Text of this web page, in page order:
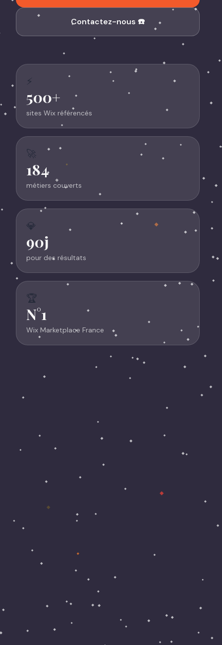
Contactez-nous ☎️
⚡
500+
sites Wix référencés
🚀
184
métiers couverts
💎
90j
pour des résultats
🏆
N°1
Wix Marketplace France